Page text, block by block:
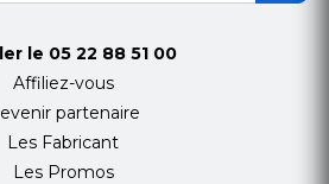
le 05 22 88 51 00
Affiliez-vous
partenaire
Les Fabricant
Les Promos